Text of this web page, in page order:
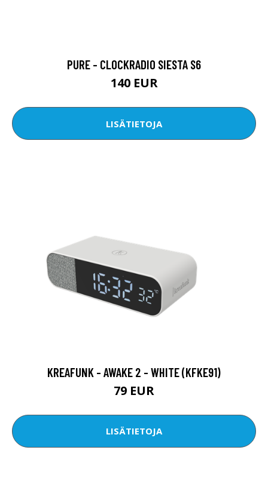
​PURE - CLOCKRADIO SIESTA S6
140 EUR
LISÄTIETOJA
KREAFUNK - AWAKE 2 - WHITE (KFKE91)
79 EUR
LISÄTIETOJA